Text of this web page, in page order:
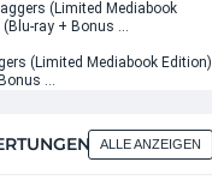
(Limited Mediabook Edition)
…
ALLE ANZEIGEN